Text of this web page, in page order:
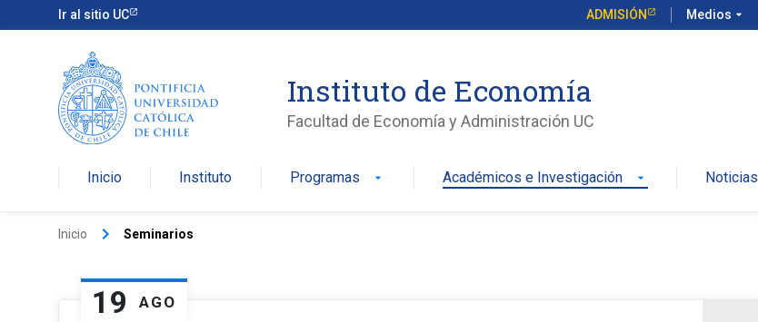
Ir al sitio UC ADMISIÓN Medios arrow_drop_down
Instituto de Economía
Facultad de Economía y Administración UC
Inicio Instituto Programas arrow_drop_down Académicos e Investigación arrow_drop_down Noticias
Inicio keyboard_arrow_right Seminarios
19 AGO